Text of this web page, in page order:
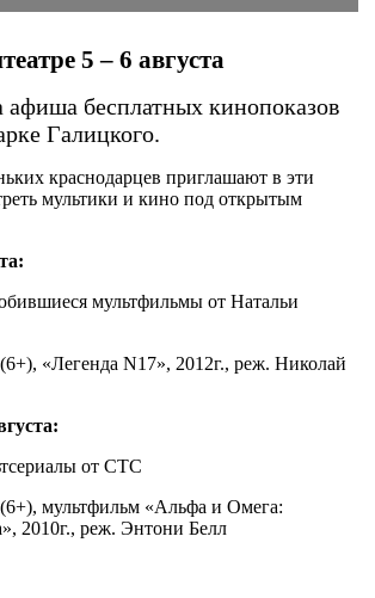
5 – 6 августа
афиша бесплатных кинопоказов
Галицкого.
краснодарцев приглашают в эти
мультики и кино под открытым
мультфильмы от Натальи
«Легенда N17», 2012г., реж. Николай
от СТС
мультфильм «Альфа и Омега:
2010г., реж. Энтони Белл